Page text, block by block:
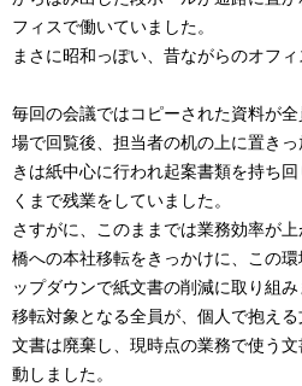
フィスで働いていました。
まさに昭和っぽい、昔ながらのオフィ
毎回の会議ではコピーされた資料が
場で回覧後、担当者の机の上に置き
きは紙中心に行われ起案書類を持ち
くまで残業をしていました。
さすがに、このままでは業務効率が
橋への本社移転をきっかけに、この
ップダウンで紙文書の削減に取り組み
移転対象となる全員が、個人で抱え
文書は廃棄し、現時点の業務で使う
動しました。